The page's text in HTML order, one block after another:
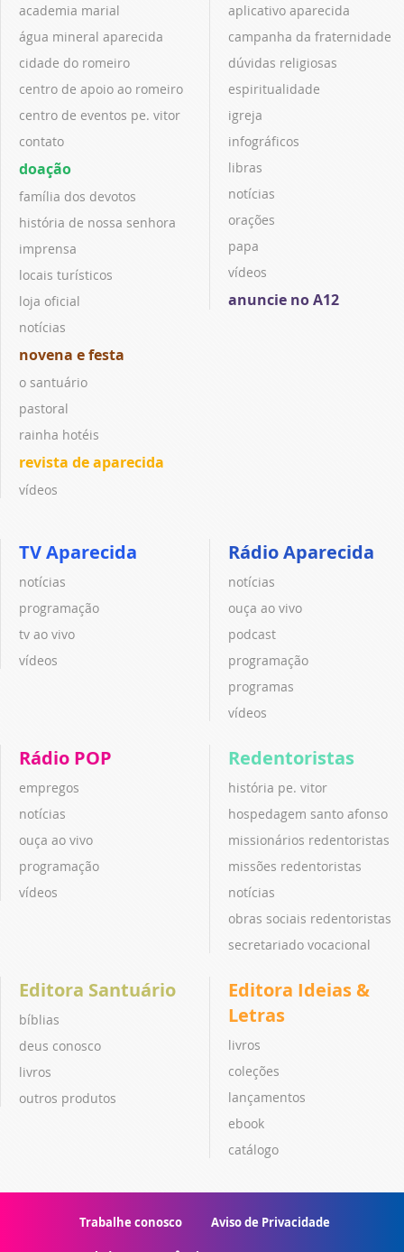
academia marial
água mineral aparecida
cidade do romeiro
centro de apoio ao romeiro
centro de eventos pe. vitor
contato
doação
família dos devotos
história de nossa senhora
imprensa
locais turísticos
loja oficial
notícias
novena e festa
o santuário
pastoral
rainha hotéis
revista de aparecida
vídeos
aplicativo aparecida
campanha da fraternidade
dúvidas religiosas
espiritualidade
igreja
infográficos
libras
notícias
orações
papa
vídeos
anuncie no A12
TV Aparecida
notícias
programação
tv ao vivo
vídeos
Rádio Aparecida
notícias
ouça ao vivo
podcast
programação
programas
vídeos
Rádio POP
empregos
notícias
ouça ao vivo
programação
vídeos
Redentoristas
história pe. vitor
hospedagem santo afonso
missionários redentoristas
missões redentoristas
notícias
obras sociais redentoristas
secretariado vocacional
Editora Santuário
bíblias
deus conosco
livros
outros produtos
Editora Ideias &
Letras
livros
coleções
lançamentos
ebook
catálogo
Trabalhe conosco Aviso de Privacidade